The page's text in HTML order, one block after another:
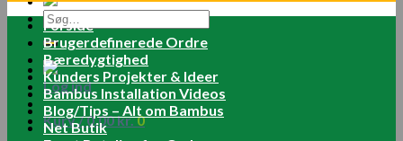
Søg
efter:
Log ind
Kurv /0.00kr.0
Forside
Brugerdefinerede Ordre
Bæredygtighed
Kunders Projekter & Ideer
Bambus Installation Videos
Blog/Tips – Alt om Bambus
Net Butik